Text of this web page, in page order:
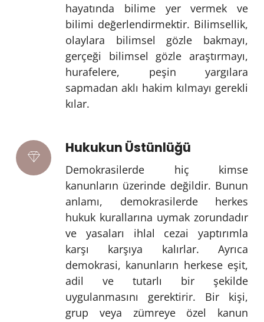
hayatında bilime yer vermek ve
bilimi değerlendirmektir. Bilimsellik,
olaylara bilimsel gözle bakmayı,
gerçeği bilimsel gözle araştırmayı,
hurafelere, peşin yargılara
sapmadan aklı hakim kılmayı gerekli
kılar.
Hukukun Üstünlüğü
Demokrasilerde hiç kimse
kanunların üzerinde değildir. Bunun
anlamı, demokrasilerde herkes
hukuk kurallarına uymak zorundadır
ve yasaları ihlal cezai yaptırımla
karşı karşıya kalırlar. Ayrıca
demokrasi, kanunların herkese eşit,
adil ve tutarlı bir şekilde
uygulanmasını gerektirir. Bir kişi,
grup veya zümreye özel kanun